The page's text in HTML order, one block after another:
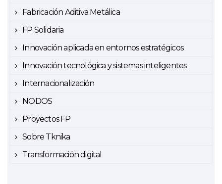
Fabricación Aditiva Metálica
FP Solidaria
Innovación aplicada en entornos estratégicos
Innovación tecnológica y sistemas inteligentes
Internacionalización
NODOS
Proyectos FP
Sobre Tknika
Transformación digital